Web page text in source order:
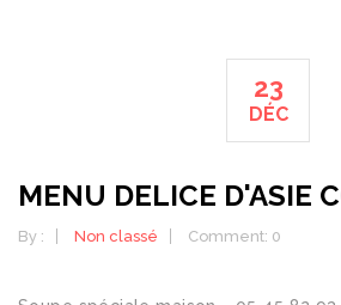
23
DÉC
MENU DELICE D'ASIE
By : Non classé Comment: 0